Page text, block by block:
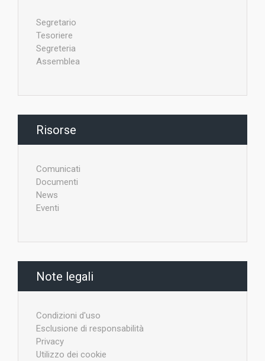
Segretario
Tesoriere
Segreteria
Assemblea
Risorse
Comunicati
Documenti
News
Eventi
Note legali
Condizioni d'uso
Esclusione di responsabilità
Privacy
Utilizzo dei cookie